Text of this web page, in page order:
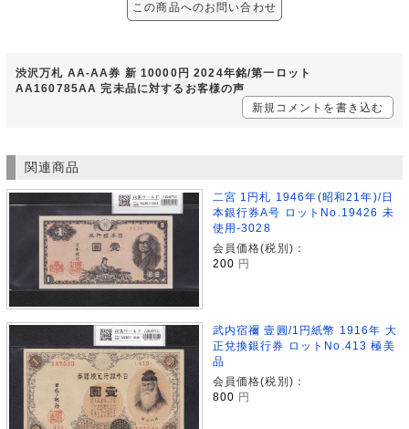
この商品へのお問い合わせ
渋沢万札 AA-AA券 新 10000円 2024年銘/第一ロット
AA160785AA 完未品に対するお客様の声
新規コメントを書き込む
関連商品
二宮 1円札 1946年(昭和21年)/日
本銀行券A号 ロットNo.19426 未
使用-3028
会員価格(税別)：
200 円
武内宿禰 壹圓/1円紙幣 1916年 大
正兌換銀行券 ロットNo.413 極美
品
会員価格(税別)：
800 円